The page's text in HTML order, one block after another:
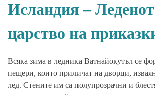
Исландия –
царство на
Всяка зима в ледника Ватнайокутъл се
пещери, които приличат на дворци,
лед. Стените им са полупрозрачни и